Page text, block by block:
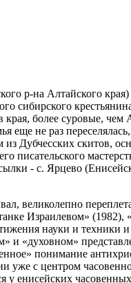
р-на Алтайского
сибирского
края, более суровые,
еще не раз
Дубчесских скитов,
писательского
- с. Ярцево
великолепно
Израилевом»
науки и техники
и «духовном»
понимание
уже с центром
у енисейских